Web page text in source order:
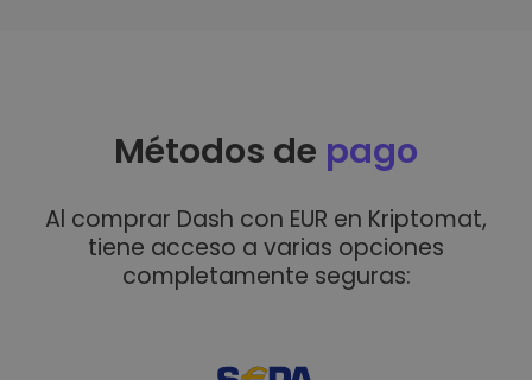
Métodos de pago
Al comprar Dash con EUR en Kriptomat,
tiene acceso a varias opciones
completamente seguras: